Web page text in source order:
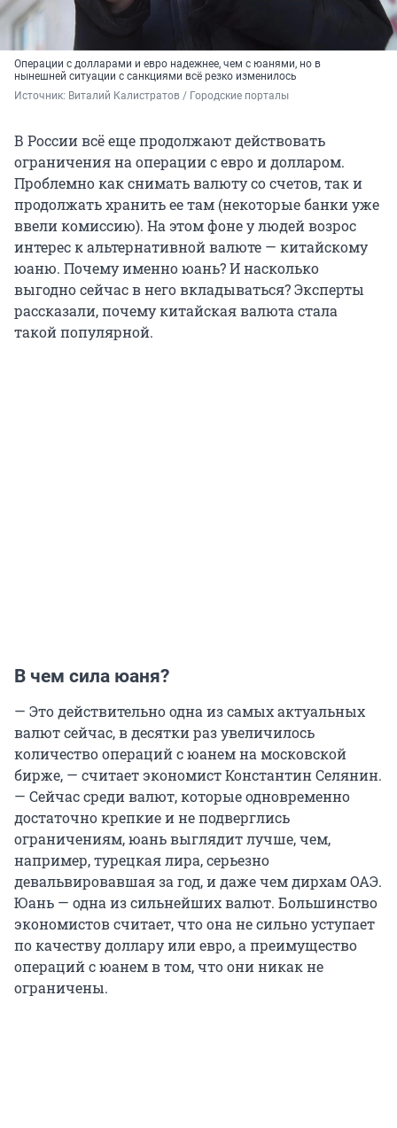
Операции с долларами и евро надежнее, чем с юанями, но в
нынешней ситуации с санкциями всё резко изменилось
Источник: Виталий Калистратов / Городские порталы
В России всё еще продолжают действовать
ограничения на операции с евро и долларом.
Проблемно как снимать валюту со счетов, так и
продолжать хранить ее там (некоторые банки уже
ввели комиссию). На этом фоне у людей возрос
интерес к альтернативной валюте — китайскому
юаню. Почему именно юань? И насколько
выгодно сейчас в него вкладываться? Эксперты
рассказали, почему китайская валюта стала
такой популярной.
В чем сила юаня?
— Это действительно одна из самых актуальных
валют сейчас, в десятки раз увеличилось
количество операций с юанем на московской
бирже, — считает экономист Константин Селянин.
— Сейчас среди валют, которые одновременно
достаточно крепкие и не подверглись
ограничениям, юань выглядит лучше, чем,
например, турецкая лира, серьезно
девальвировавшая за год, и даже чем дирхам ОАЭ.
Юань — одна из сильнейших валют. Большинство
экономистов считает, что она не сильно уступает
по качеству доллару или евро, а преимущество
операций с юанем в том, что они никак не
ограничены.